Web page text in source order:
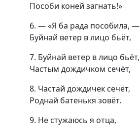
Пособи коней загнать!»
6. — «Я ба рада пособила, —
Буйнай ветер в лицо бьёт,
7. Буйнай ветер в лицо бьёт,
Частым дождичком сечёт,
8. Частай дождичек сечёт,
Роднай батенькя зовёт.
9. Не стужаюсь я отца,